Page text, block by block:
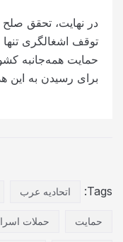
در نهایت، تحقق صلح
توقف اشغالگری تنها
حمایت همه‌جانبه
برای رسیدن به این
Tags: اتحادیه عرب
حمایت حملات